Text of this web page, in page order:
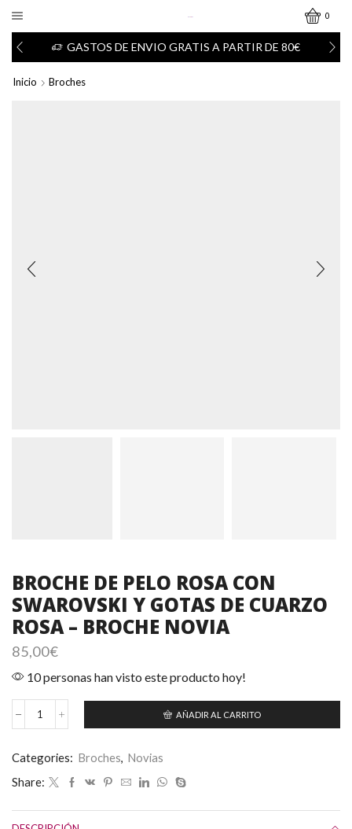
0
GASTOS DE ENVIO GRATIS A PARTIR DE 80€
Inicio Broches
BROCHE DE PELO ROSA CON
SWAROVSKI Y GOTAS DE CUARZO
ROSA – BROCHE NOVIA
85,00€
10 personas han visto este producto hoy!
Broche
Rosa
con
Swarovski
AÑADIR AL CARRITO
Categories: Broches, Novias
Share: